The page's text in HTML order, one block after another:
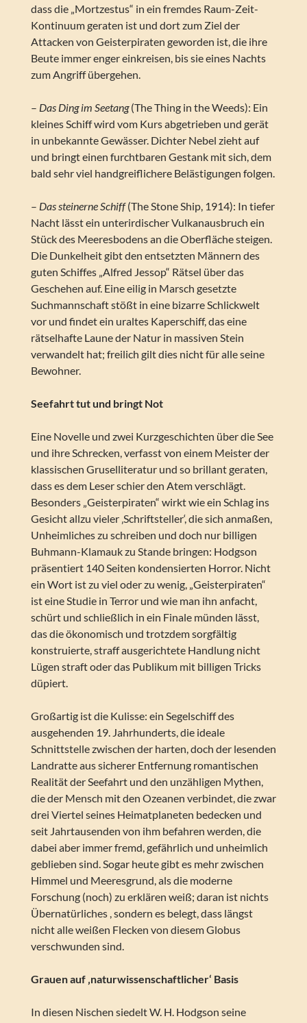
dass die „Mortzestus“ in ein fremdes Raum-Zeit-
Kontinuum geraten ist und dort zum Ziel der
Attacken von Geisterpiraten geworden ist, die ihre
Beute immer enger einkreisen, bis sie eines Nachts
zum Angriff übergehen.
– Das Ding im Seetang(The Thing in the Weeds): Ein
kleines Schiff wird vom Kurs abgetrieben und gerät
in unbekannte Gewässer. Dichter Nebel zieht auf
und bringt einen furchtbaren Gestank mit sich, dem
bald sehr viel handgreiflichere Belästigungen folgen.
– Das steinerne Schiff(The Stone Ship, 1914): In tiefer
Nacht lässt ein unterirdischer Vulkanausbruch ein
Stück des Meeresbodens an die Oberfläche steigen.
Die Dunkelheit gibt den entsetzten Männern des
guten Schiffes „Alfred Jessop“ Rätsel über das
Geschehen auf. Eine eilig in Marsch gesetzte
Suchmannschaft stößt in eine bizarre Schlickwelt
vor und findet ein uraltes Kaperschiff, das eine
rätselhafte Laune der Natur in massiven Stein
verwandelt hat; freilich gilt dies nicht für alle seine
Bewohner.
Seefahrt tut und bringt Not
Eine Novelle und zwei Kurzgeschichten über die See
und ihre Schrecken, verfasst von einem Meister der
klassischen Gruselliteratur und so brillant geraten,
dass es dem Leser schier den Atem verschlägt.
Besonders „Geisterpiraten“ wirkt wie ein Schlag ins
Gesicht allzu vieler ‚Schriftsteller‘, die sich anmaßen,
Unheimliches zu schreiben und doch nur billigen
Buhmann-Klamauk zu Stande bringen: Hodgson
präsentiert 140 Seiten kondensierten Horror. Nicht
ein Wort ist zu viel oder zu wenig, „Geisterpiraten“
ist eine Studie in Terror und wie man ihn anfacht,
schürt und schließlich in ein Finale münden lässt,
das die ökonomisch und trotzdem sorgfältig
konstruierte, straff ausgerichtete Handlung nicht
Lügen straft oder das Publikum mit billigen Tricks
düpiert.
Großartig ist die Kulisse: ein Segelschiff des
ausgehenden 19. Jahrhunderts, die ideale
Schnittstelle zwischen der harten, doch der lesenden
Landratte aus sicherer Entfernung romantischen
Realität der Seefahrt und den unzähligen Mythen,
die der Mensch mit den Ozeanen verbindet, die zwar
drei Viertel seines Heimatplaneten bedecken und
seit Jahrtausenden von ihm befahren werden, die
dabei aber immer fremd, gefährlich und unheimlich
geblieben sind. Sogar heute gibt es mehr zwischen
Himmel und Meeresgrund, als die moderne
Forschung (noch) zu erklären weiß; daran ist nichts
Übernatürliches , sondern es belegt, dass längst
nicht alle weißen Flecken von diesem Globus
verschwunden sind.
Grauen auf ‚naturwissenschaftlicher‘ Basis
In diesen Nischen siedelt W. H. Hodgson seine